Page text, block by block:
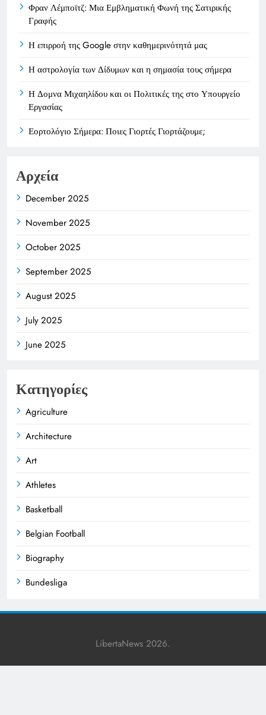
Φραν Λέμποϊτζ: Μια Εμβληματική Φωνή της Σατιρικής
Γραφής
Η επιρροή της Google στην καθημερινότητά μας
Η αστρολογία των Δίδυμων και η σημασία τους σήμερα
Η Δομνα Μιχαηλίδου και οι Πολιτικές της στο Υπουργείο
Εργασίας
Εορτολόγιο Σήμερα: Ποιες Γιορτές Γιορτάζουμε;
Αρχεία
December 2025
November 2025
October 2025
September 2025
August 2025
July 2025
June 2025
Κατηγορίες
Agriculture
Architecture
Art
Athletes
Basketball
Belgian Football
Biography
Bundesliga
LibertaNews 2026.